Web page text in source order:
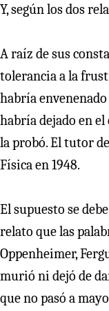
Y, según los dos
A raíz de sus
tolerancia a la
habría
habría dejado en
la probó. El tutor
Física en 1948.
El supuesto se
relato que las
Oppenheimer,
murió ni dejó de
que no pasó a